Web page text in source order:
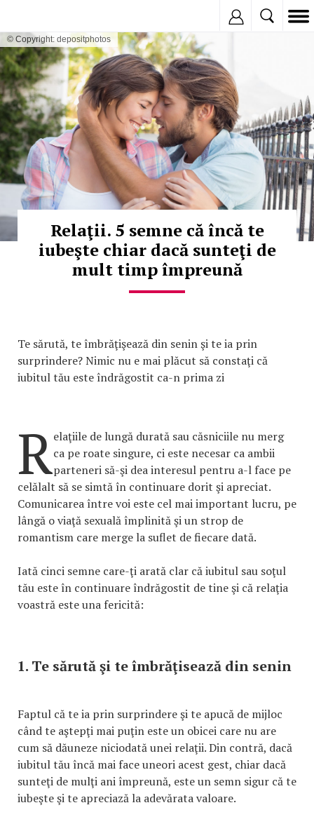
© Copyright: depositphotos
Relaţii. 5 semne că încă te
iubeşte chiar dacă sunteţi de
mult timp împreună
Te sărută, te îmbrăţişează din senin şi te ia prin
surprindere? Nimic nu e mai plăcut să constaţi că
iubitul tău este îndrăgostit ca-n prima zi
Relaţiile de lungă durată sau căsniciile nu merg
ca pe roate singure, ci este necesar ca ambii
parteneri să-şi dea interesul pentru a-l face pe
celălalt să se simtă în continuare dorit şi apreciat.
Comunicarea între voi este cel mai important lucru, pe
lângă o viaţă sexuală împlinită şi un strop de
romantism care merge la suflet de fiecare dată.
Iată cinci semne care-ţi arată clar că iubitul sau soţul
tău este în continuare îndrăgostit de tine şi că relaţia
voastră este una fericită:
1. Te sărută şi te îmbrăţisează din senin
Faptul că te ia prin surprindere şi te apucă de mijloc
când te aştepţi mai puţin este un obicei care nu are
cum să dăuneze niciodată unei relaţii. Din contră, dacă
iubitul tău încă mai face uneori acest gest, chiar dacă
sunteţi de mulţi ani împreună, este un semn sigur că te
iubeşte şi te apreciază la adevărata valoare.